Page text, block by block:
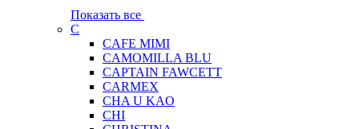
Показать все
C
CAFE MIMI
CAMOMILLA BLU
CAPTAIN FAWCETT
CARMEX
CHA U KAO
CHI